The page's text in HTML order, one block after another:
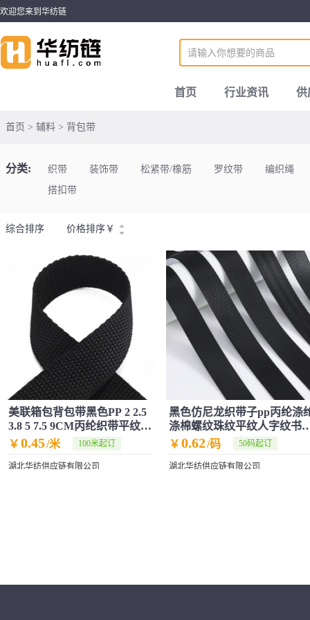
欢迎您来到华纺链
首页 行业资讯 供
首页 > 辅料 > 背包带
分类: 织带 装饰带 松紧带/橡筋 罗纹带
编织绳
搭扣带
综合排序 价格排序 ￥
美联箱包背包带黑色PP 2 2.5
3.8 5 7.5 9CM丙纶织带平纹珠
文带
￥ 0.45/米 100米起订
湖北华纺供应链有限公司
黑色仿尼龙织带子pp丙纶涤
涤棉螺纹珠纹平纹人字纹书
背带辅料
￥ 0.62/码 50码起订
湖北华纺供应链有限公司